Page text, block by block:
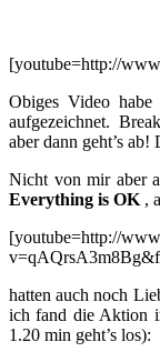
[youtube=http://
Obiges Video
aufgezeichnet.
aber dann geht’s
Nicht von mir aber
Everything is OK,
[youtube=http://
hatten auch noch
ich fand die Aktion
1.20 min geht’s los):